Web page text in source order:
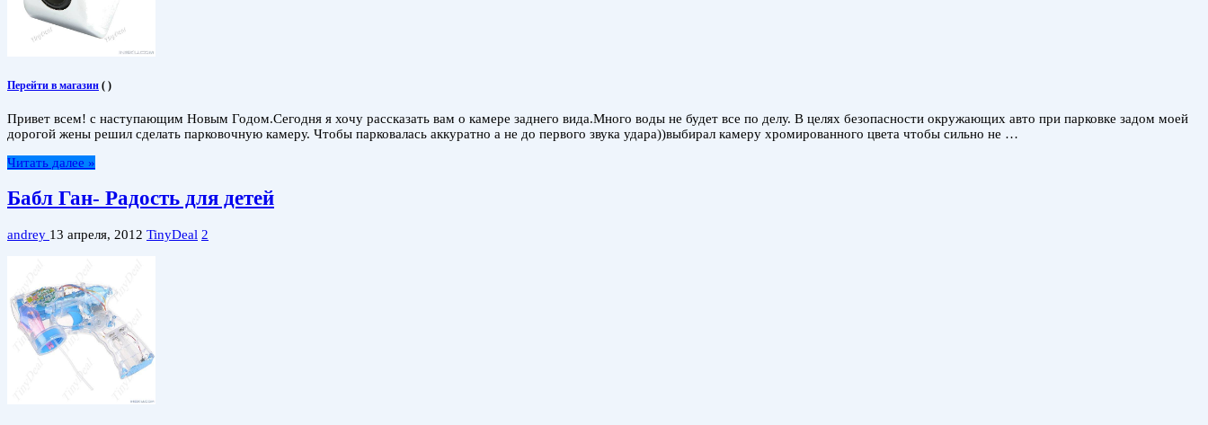
Перейти в магазин ( )
Привет всем! с наступающим Новым Годом.Сегодня я хочу рассказать вам о камере заднего вида.Много воды не будет все по делу. В целях безопасности окружающих авто при парковке задом моей
дорогой жены решил сделать парковочную камеру. Чтобы парковалась аккуратно а не до первого звука удара))выбирал камеру хромированного цвета чтобы сильно не …
Читать далее »
Бабл Ган- Радость для детей
andrey 13 апреля, 2012 TinyDeal 2